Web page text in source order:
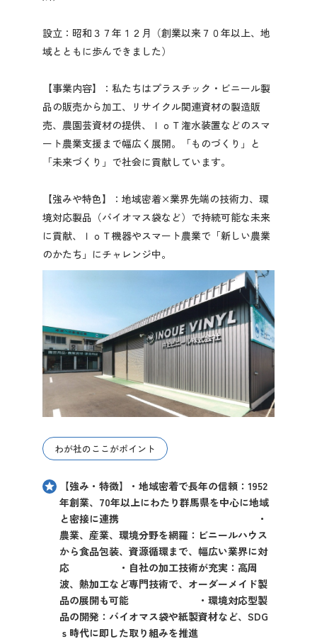
2027年3月卒業予定の方
ぐんま就活ナビについて
会員登録
ログイン
設立：昭和３７年１２月（創業以来７０年以上、地
域とともに歩んできました）
【事業内容】：私たちはプラスチック・ビニール製
品の販売から加工、リサイクル関連資材の製造販
売、農園芸資材の提供、ＩｏＴ潅水装置などのスマ
ート農業支援まで幅広く展開。「ものづくり」と
「未来づくり」で社会に貢献しています。
【強みや特色】：地域密着×業界先端の技術力、環
境対応製品（バイオマス袋など）で持続可能な未来
に貢献、ＩｏＴ機器やスマート農業で「新しい農業
のかたち」にチャレンジ中。
わが社のここがポイント
【強み・特徴】・地域密着で長年の信頼：1952
年創業、70年以上にわたり群馬県を中心に地域
と密接に連携 ・
農業、産業、環境分野を網羅：ビニールハウス
から食品包装、資源循環まで、幅広い業界に対
応 ・自社の加工技術が充実：高周
波、熱加工など専門技術で、オーダーメイド製
品の展開も可能 ・環境対応型製
品の開発：バイオマス袋や紙製資材など、SDG
ｓ時代に即した取り組みを推進